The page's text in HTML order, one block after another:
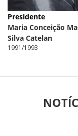
Presidente
Maria Conceição
Silva Catelan
1991/1993